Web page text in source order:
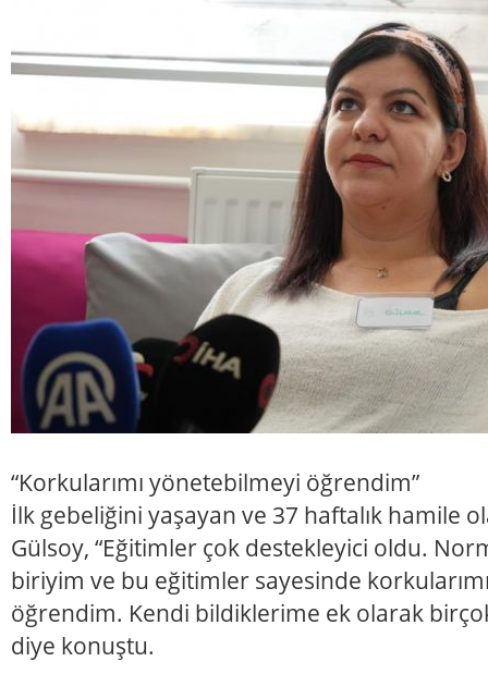
“Korkularımı yönetebilmeyi öğrendim”
İlk gebeliğini yaşayan ve 37 haftalık hamile
Gülsoy, “Eğitimler çok destekleyici oldu.
biriyim ve bu eğitimler sayesinde
öğrendim. Kendi bildiklerime ek olarak
diye konuştu.